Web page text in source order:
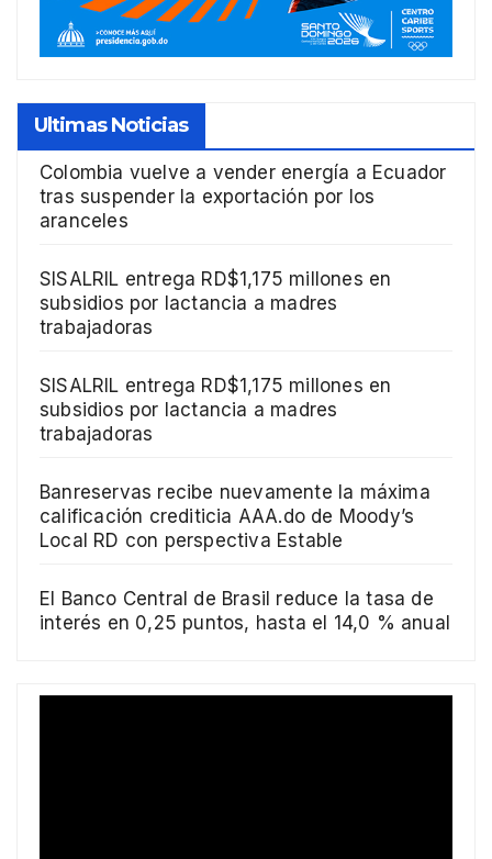
Ultimas Noticias
Colombia vuelve a vender energía a Ecuador
tras suspender la exportación por los
aranceles
SISALRIL entrega RD$1,175 millones en
subsidios por lactancia a madres
trabajadoras
SISALRIL entrega RD$1,175 millones en
subsidios por lactancia a madres
trabajadoras
Banreservas recibe nuevamente la máxima
calificación crediticia AAA.do de Moody’s
Local RD con perspectiva Estable
El Banco Central de Brasil reduce la tasa de
interés en 0,25 puntos, hasta el 14,0 % anual